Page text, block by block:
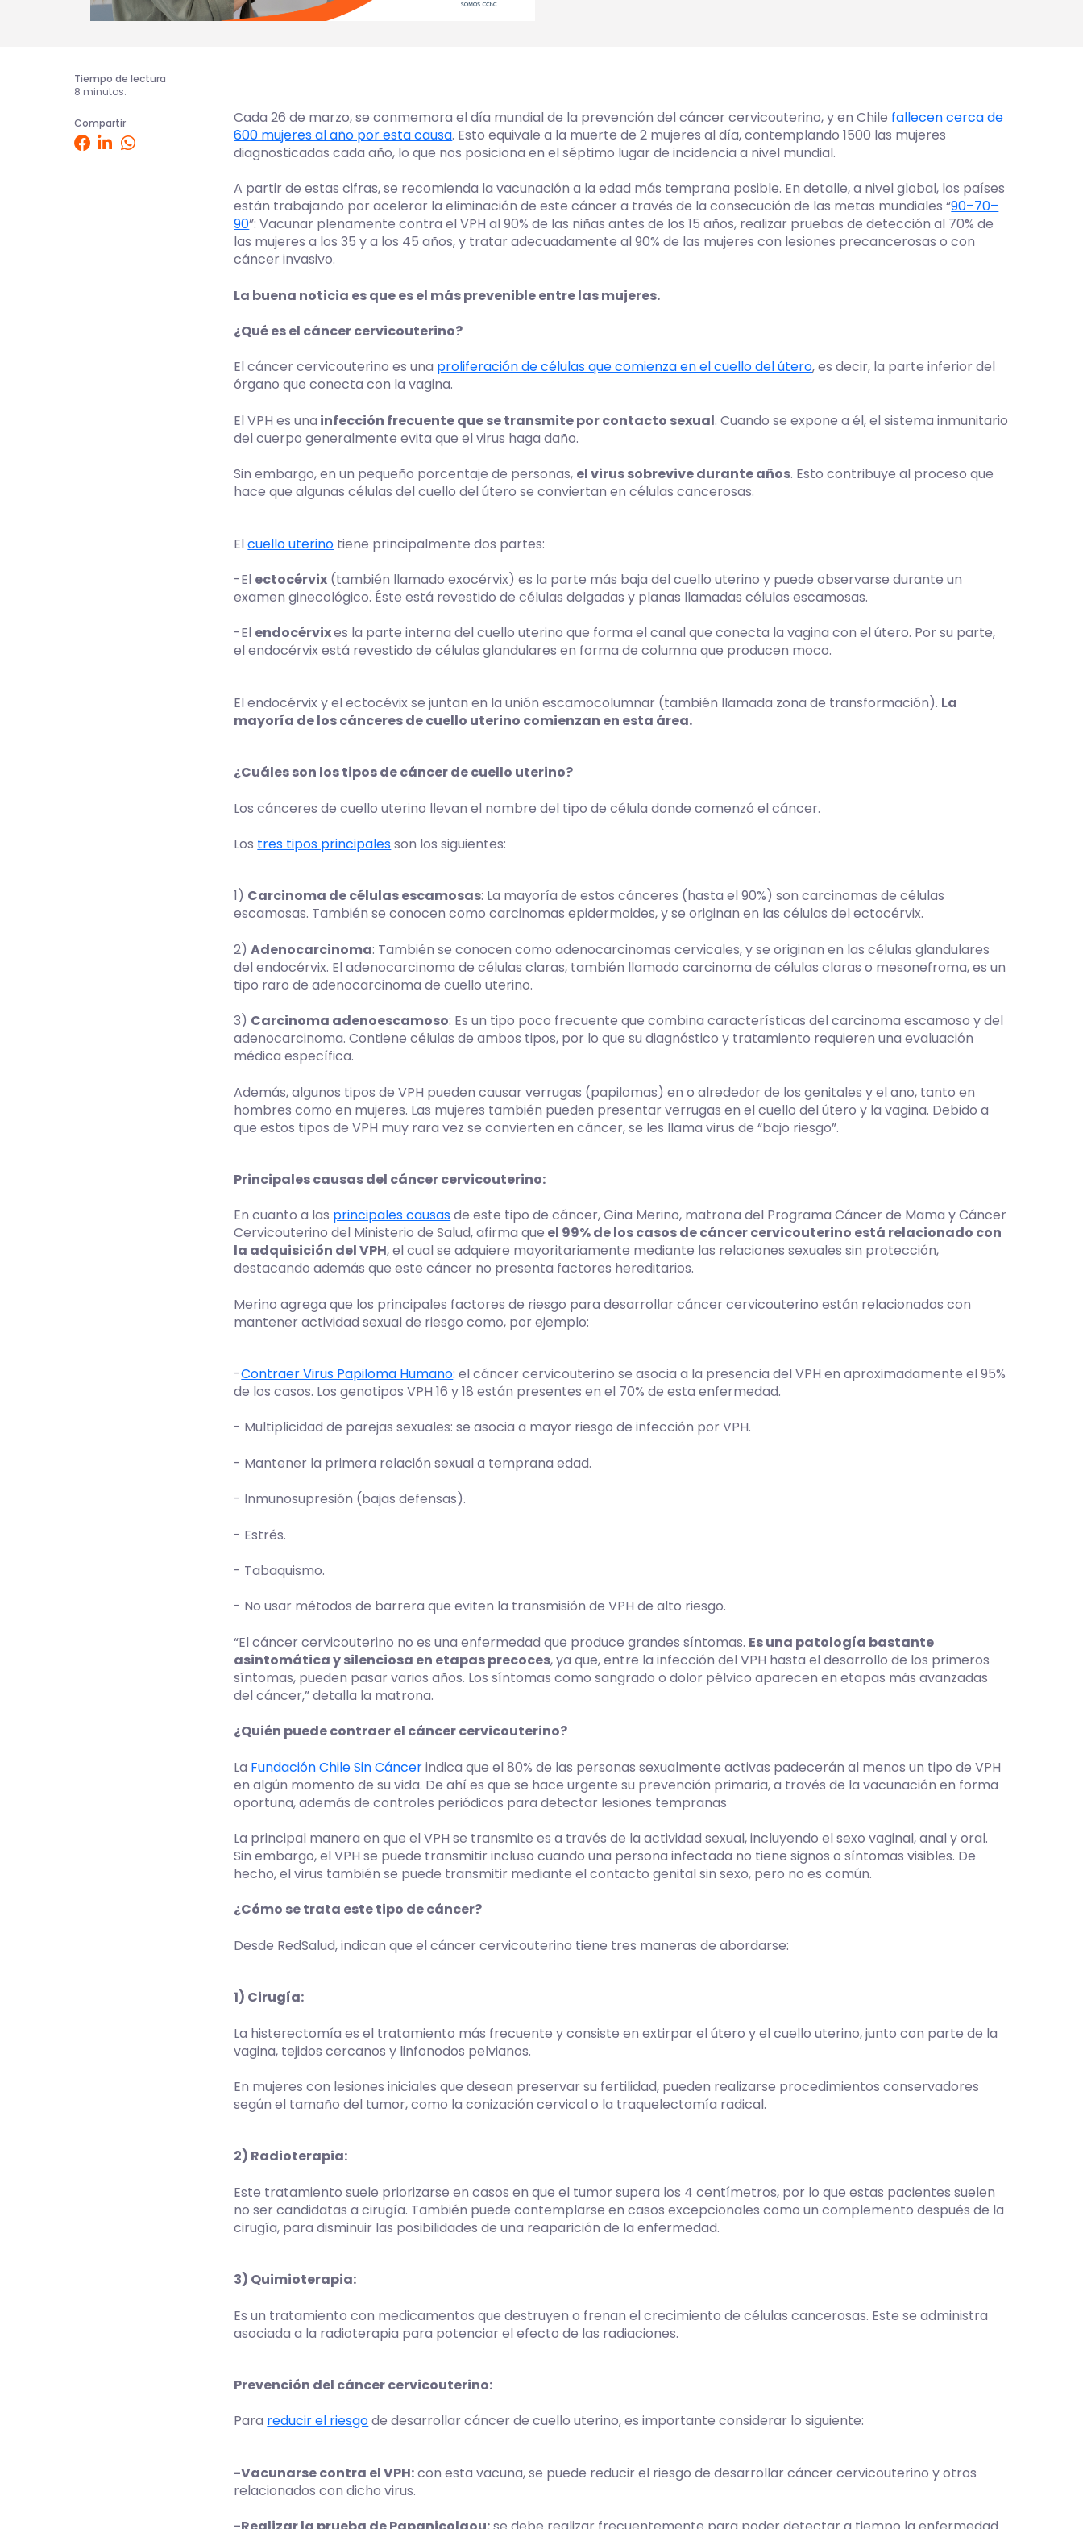
Tiempo de lectura
8 minutos.
Compartir Cada 26 de marzo, se conmemora el día mundial de la prevención del cáncer cervicouterino, y en Chile fallecen cerca de
600 mujeres al año por esta causa. Esto equivale a la muerte de 2 mujeres al día, contemplando 1500 las mujeres
diagnosticadas cada año, lo que nos posiciona en el séptimo lugar de incidencia a nivel mundial.
A partir de estas cifras, se recomienda la vacunación a la edad más temprana posible. En detalle, a nivel global, los países
están trabajando por acelerar la eliminación de este cáncer a través de la consecución de las metas mundiales “90–70–
90”: Vacunar plenamente contra el VPH al 90% de las niñas antes de los 15 años, realizar pruebas de detección al 70% de
las mujeres a los 35 y a los 45 años, y tratar adecuadamente al 90% de las mujeres con lesiones precancerosas o con
cáncer invasivo.
La buena noticia es que es el más prevenible entre las mujeres.
¿Qué es el cáncer cervicouterino?
El cáncer cervicouterino es una proliferación de células que comienza en el cuello del útero, es decir, la parte inferior del
órgano que conecta con la vagina.
El VPH es una infección frecuente que se transmite por contacto sexual. Cuando se expone a él, el sistema inmunitario
del cuerpo generalmente evita que el virus haga daño.
Sin embargo, en un pequeño porcentaje de personas, el virus sobrevive durante años. Esto contribuye al proceso que
hace que algunas células del cuello del útero se conviertan en células cancerosas.
Elcuello uterino tiene principalmente dos partes:
-El ectocérvix (también llamado exocérvix) es la parte más baja del cuello uterino y puede observarse durante un
examen ginecológico. Éste está revestido de células delgadas y planas llamadas células escamosas.
-El endocérvixes la parte interna del cuello uterino que forma el canal que conecta la vagina con el útero. Por su parte,
el endocérvix está revestido de células glandulares en forma de columna que producen moco.
El endocérvix y el ectocévix se juntan en la unión escamocolumnar (también llamada zona de transformación). La
mayoría de los cánceres de cuello uterino comienzan en esta área.
¿Cuáles son los tipos de cáncer de cuello uterino?
Los cánceres de cuello uterino llevan el nombre del tipo de célula donde comenzó el cáncer.
Los tres tipos principalesson los siguientes:
1) Carcinoma de células escamosas: La mayoría de estos cánceres (hasta el 90%) son carcinomas de células
escamosas. También se conocen como carcinomas epidermoides, y se originan en las células del ectocérvix.
2)Adenocarcinoma: También se conocen como adenocarcinomas cervicales, y se originan en las células glandulares
del endocérvix. El adenocarcinoma de células claras, también llamado carcinoma de células claras o mesonefroma, es un
tipo raro de adenocarcinoma de cuello uterino.
3) Carcinoma adenoescamoso: Es un tipo poco frecuente que combina características del carcinoma escamoso y del
adenocarcinoma. Contiene células de ambos tipos, por lo que su diagnóstico y tratamiento requieren una evaluación
médica específica.
Además, algunos tipos de VPH pueden causar verrugas (papilomas) en o alrededor de los genitales y el ano, tanto en
hombres como en mujeres. Las mujeres también pueden presentar verrugas en el cuello del útero y la vagina. Debido a
que estos tipos de VPH muy rara vez se convierten en cáncer, se les llama virus de “bajo riesgo”.
Principales causas del cáncer cervicouterino:
En cuanto a las principales causasde este tipo de cáncer, Gina Merino, matrona del Programa Cáncer de Mama y Cáncer
Cervicouterino del Ministerio de Salud, afirma que el 99% de los casos de cáncer cervicouterino está relacionado con
la adquisición del VPH, el cual se adquiere mayoritariamente mediante las relaciones sexuales sin protección,
destacando además que este cáncer no presenta factores hereditarios.
Merino agrega que los principales factores de riesgo para desarrollar cáncer cervicouterino están relacionados con
mantener actividad sexual de riesgo como, por ejemplo:
-Contraer Virus Papiloma Humano: el cáncer cervicouterino se asocia a la presencia del VPH en aproximadamente el 95%
de los casos. Los genotipos VPH 16 y 18 están presentes en el 70% de esta enfermedad.
- Multiplicidad de parejas sexuales: se asocia a mayor riesgo de infección por VPH.
- Mantener la primera relación sexual a temprana edad.
- Inmunosupresión (bajas defensas).
- Estrés.
- Tabaquismo.
- No usar métodos de barrera que eviten la transmisión de VPH de alto riesgo.
“El cáncer cervicouterino no es una enfermedad que produce grandes síntomas. Es una patología bastante
asintomática y silenciosa en etapas precoces, ya que, entre la infección del VPH hasta el desarrollo de los primeros
síntomas, pueden pasar varios años. Los síntomas como sangrado o dolor pélvico aparecen en etapas más avanzadas
del cáncer,” detalla la matrona.
¿Quién puede contraer el cáncer cervicouterino?
La Fundación Chile Sin Cáncerindica que el 80% de las personas sexualmente activas padecerán al menos un tipo de VPH
en algún momento de su vida. De ahí es que se hace urgente su prevención primaria, a través de la vacunación en forma
oportuna, además de controles periódicos para detectar lesiones tempranas
La principal manera en que el VPH se transmite es a través de la actividad sexual, incluyendo el sexo vaginal, anal y oral.
Sin embargo, el VPH se puede transmitir incluso cuando una persona infectada no tiene signos o síntomas visibles. De
hecho, el virus también se puede transmitir mediante el contacto genital sin sexo, pero no es común.
¿Cómo se trata este tipo de cáncer?
Desde RedSalud, indican que el cáncer cervicouterino tiene tres maneras de abordarse:
1) Cirugía:
La histerectomía es el tratamiento más frecuente y consiste en extirpar el útero y el cuello uterino, junto con parte de la
vagina, tejidos cercanos y linfonodos pelvianos.
En mujeres con lesiones iniciales que desean preservar su fertilidad, pueden realizarse procedimientos conservadores
según el tamaño del tumor, como la conización cervical o la traquelectomía radical.
2) Radioterapia:
Este tratamiento suele priorizarse en casos en que el tumor supera los 4 centímetros, por lo que estas pacientes suelen
no ser candidatas a cirugía. También puede contemplarse en casos excepcionales como un complemento después de la
cirugía, para disminuir las posibilidades de una reaparición de la enfermedad.
3) Quimioterapia:
Es un tratamiento con medicamentos que destruyen o frenan el crecimiento de células cancerosas. Este se administra
asociada a la radioterapia para potenciar el efecto de las radiaciones.
Prevención del cáncer cervicouterino:
Para reducir el riesgode desarrollar cáncer de cuello uterino, es importante considerar lo siguiente:
-Vacunarse contra el VPH:con esta vacuna, se puede reducir el riesgo de desarrollar cáncer cervicouterino y otros
relacionados con dicho virus.